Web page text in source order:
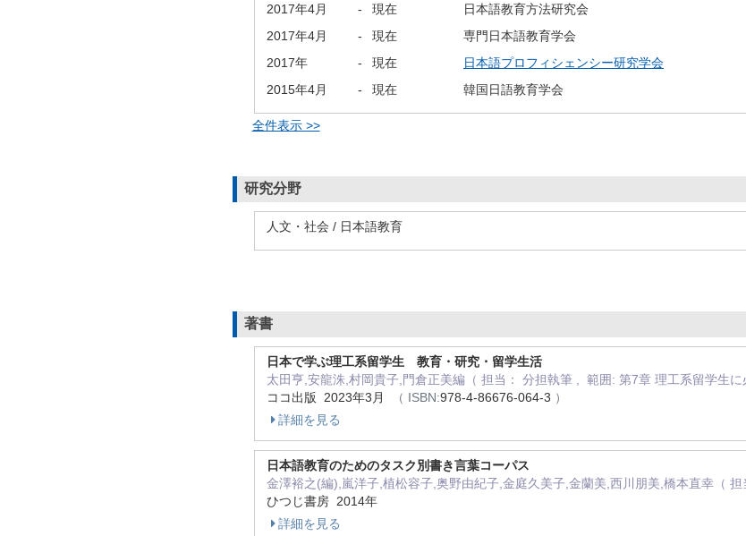
2017年4月
- 現在
日本語教育方法研究会
2017年4月
- 現在
専門日本語教育学会
2017年
- 現在
日本語プロフィシェンシー研究学会
2015年4月
- 現在 韓国日語教育学会
全件表示 >>
研究分野
人文・社会 / 日本語教育
著書
日本で学ぶ理工系留学生 教育・研究・留学生活
太田亨,安龍洙,村岡貴子,門倉正美編（ 担当： 分担執筆 , 範囲: 第7章 理工系留学生に
ココ出版 2023年3月
（ ISBN:978-4-86676-064-3 ）
詳細を見る
日本語教育のためのタスク別書き言葉コーパス
金澤裕之(編),嵐洋子,植松容子,奥野由紀子,金庭久美子,金蘭美,西川朋美,橋本直幸（ 担
ひつじ書房 2014年
詳細を見る